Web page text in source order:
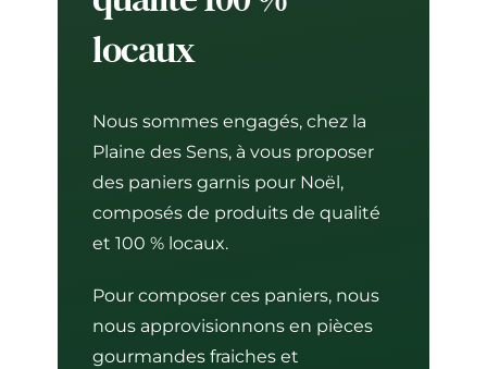
locaux
Nous sommes engagés, chez la
Plaine des Sens, à vous proposer
des paniers garnis pour Noël,
composés de produits de qualité
et 100 % locaux.
Pour composer ces paniers, nous
nous approvisionnons en pièces
gourmandes fraiches et